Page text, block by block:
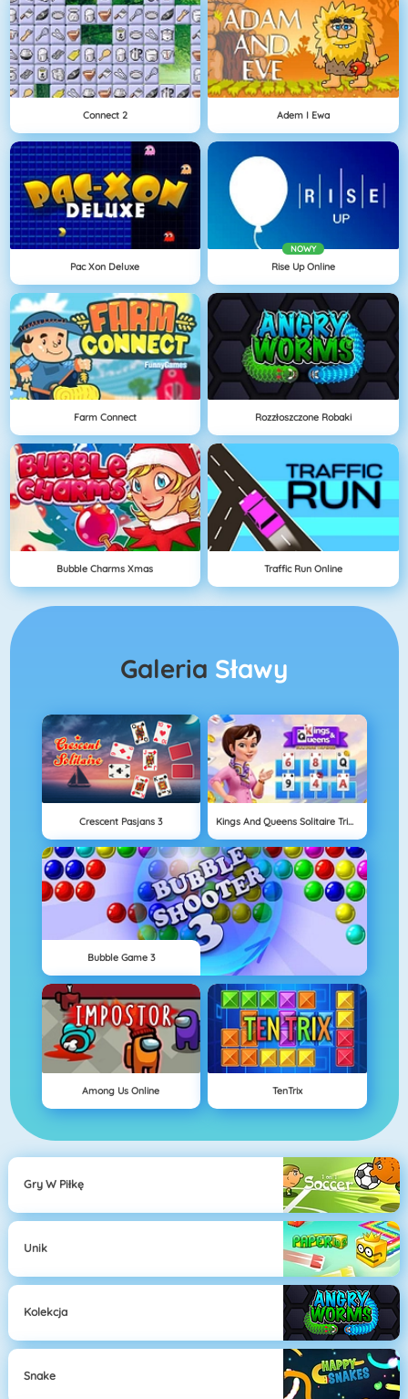
Connect 2 Adem I Ewa
Pac Xon Deluxe
NOWY
Rise Up Online
Farm Connect Rozzłoszczone Robaki
Bubble Charms Xmas Traffic Run Online
Galeria Sławy
Crescent Pasjans 3 Kings And Queens Solitaire Tripeaks
Bubble Game 3
Among Us Online TenTrix
Gry W Piłkę
Unik
Kolekcja
Snake